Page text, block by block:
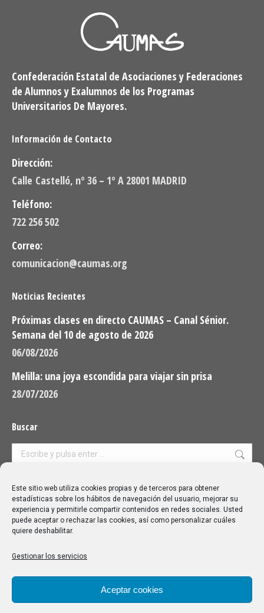
Este sitio web utiliza cookies propias y de terceros para obtener
estadísticas sobre los hábitos de navegación del usuario, mejorar su
experiencia y permitirle compartir contenidos en redes sociales. Usted
puede aceptar o rechazar las cookies, así como personalizar cuáles
quiere deshabilitar.
Gestionar los servicios
Aceptar cookies
Confederación Estatal de Asociaciones y Federaciones
de Alumnos y Exalumnos de los Programas
Universitarios De Mayores.
Información de Contacto
Dirección:
Calle Castelló, nº 36 – 1º A 28001 MADRID
Teléfono:
722 256 502
Correo:
comunicacion@caumas.org
Noticias Recientes
Próximas clases en directo CAUMAS – Canal Sénior.
Semana del 10 de agosto de 2026
06/08/2026
Melilla: una joya escondida para viajar sin prisa
28/07/2026
Buscar
Buscar:
Aviso Legal|Política de privacidad|Política de cookies